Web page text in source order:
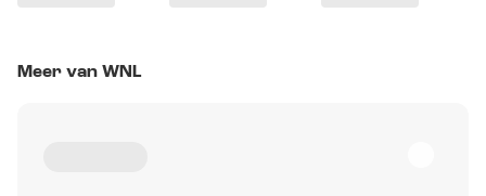
Meer van WNL